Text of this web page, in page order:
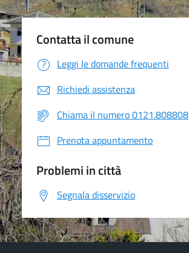
Contatta il comune
Leggi le domande frequenti
Richiedi assistenza
Chiama il numero 0121.808808
Prenota appuntamento
Problemi in città
Segnala disservizio